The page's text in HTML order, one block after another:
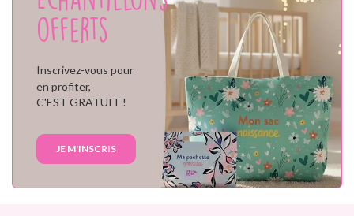
offerts
Inscrivez-vous pour
en profiter,
C'EST GRATUIT !
JE M'INSCRIS